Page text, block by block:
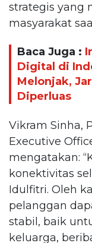
strategis yang
masyarakat
Baca Juga :
Digital di
Melonjak,
Diperluas
Vikram Sinha,
Executive
mengatakan:
konektivitas
Idulfitri. Oleh
pelanggan
stabil, baik
keluarga,